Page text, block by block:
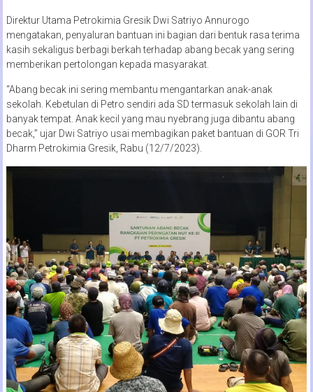
Direktur Utama Petrokimia Gresik Dwi Satriyo Annurogo
mengatakan, penyaluran bantuan ini bagian dari bentuk rasa terima
kasih sekaligus berbagi berkah terhadap abang becak yang sering
memberikan pertolongan kepada masyarakat.
“Abang becak ini sering membantu mengantarkan anak-anak
sekolah. Kebetulan di Petro sendiri ada SD termasuk sekolah lain di
banyak tempat. Anak kecil yang mau nyebrang juga dibantu abang
becak,” ujar Dwi Satriyo usai membagikan paket bantuan di GOR Tri
Dharm Petrokimia Gresik, Rabu (12/7/2023).